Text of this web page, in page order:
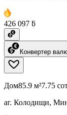
426 097 ƃ
Конвертер
Дом85.9 м²7.75
аг. Колодищи,